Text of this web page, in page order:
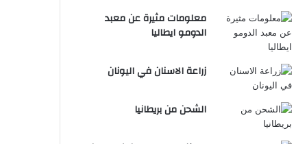
معلومات مثيرة عن معبد
الدومو ايطاليا
زراعة الاسنان في اليونان
الشحن من بريطانيا